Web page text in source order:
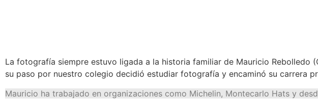
La fotografía siempre estuvo ligada a la historia familiar de Mauricio
su paso por nuestro colegio decidió estudiar fotografía y encaminó su carrera
Mauricio ha trabajado en organizaciones como Michelin, Montecarlo Hats y